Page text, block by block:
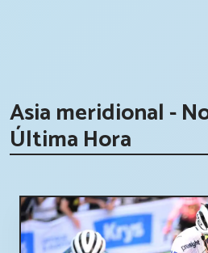
Asia meridional -
Última Hora